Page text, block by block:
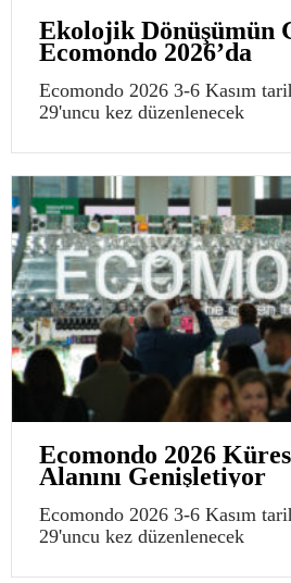
Ekolojik Dönüşümün
Ecomondo 2026’da
Ecomondo 2026 3-6 Kasım
29'uncu kez düzenlenecek
Ecomondo 2026
Alanını Genişletiyor
Ecomondo 2026 3-6 Kasım
29'uncu kez düzenlenecek